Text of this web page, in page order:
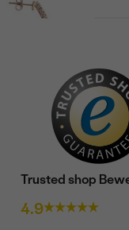
Trusted shop
4.9